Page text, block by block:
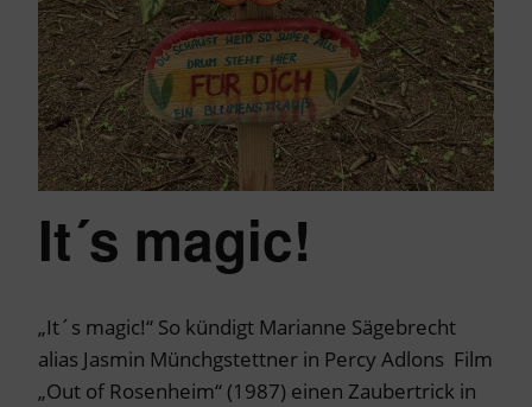
It´s magic!
„It´s magic!“ So kündigt Marianne Sägebrecht
alias Jasmin Münchgstettner in Percy Adlons Film
„Out of Rosenheim“ (1987) einen Zaubertrick in